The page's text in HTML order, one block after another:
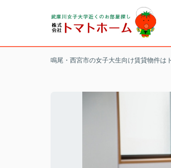
鳴尾・西宮市の女子大生向け賃貸物件は